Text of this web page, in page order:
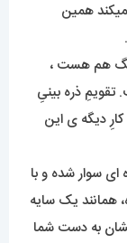
همین
هم هست ،
ذره بینیِ
دیگه ی این
ای سوار شده و با
همانند یک سایه
به دست شما